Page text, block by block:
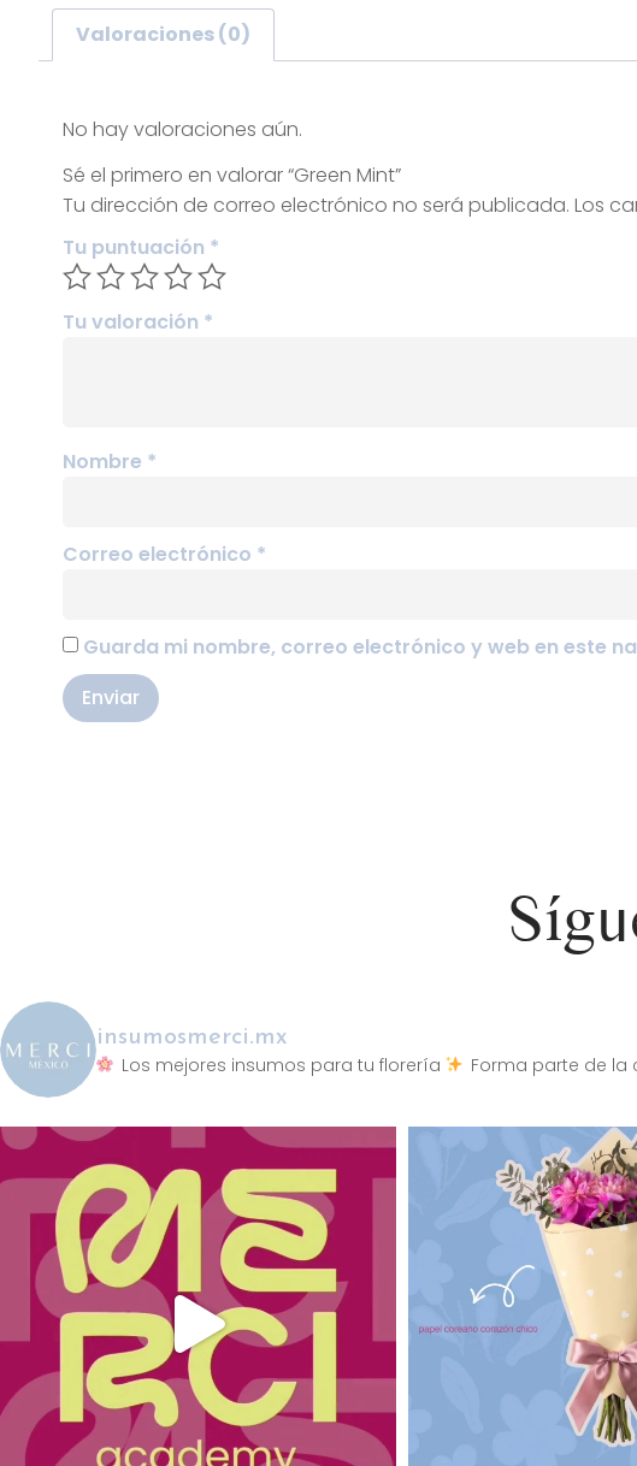
Valoraciones (0)
No hay valoraciones aún.
Sé el primero en valorar “Green Mint”
Tu dirección de correo electrónico no será publicada. Los
Tu puntuación *
Tu valoración *
Nombre *
Correo electrónico *
Guarda mi nombre, correo electrónico y web en este
insumosmerci.mx
Los mejores insumos para tu florería
Forma parte de la